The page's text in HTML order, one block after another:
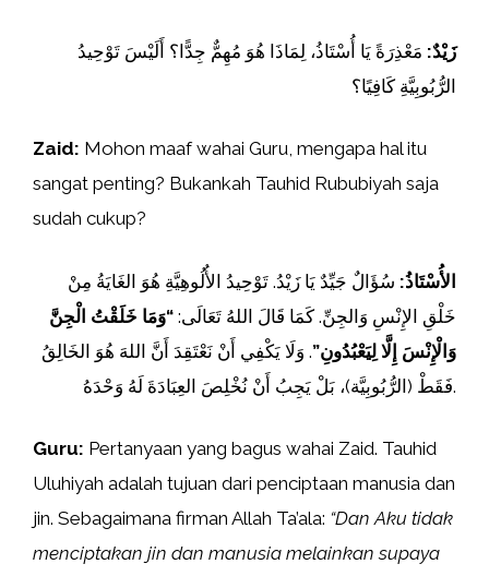
زَيْدٌ: مَعْذِرَةً يَا أُسْتَاذُ، لِمَاذَا هُوَ مُهِمٌّ جِدًّا؟ أَلَيْسَ تَوْحِيدُ
الرُّبُوبِيَّةِ كَافِيًا؟
Zaid: Mohon maaf wahai Guru, mengapa hal itu
sangat penting? Bukankah Tauhid Rububiyah saja
sudah cukup?
الأُسْتَاذُ: سُؤَالٌ جَيِّدٌ يَا زَيْدُ. تَوْحِيدُ الأُلُوهِيَّةِ هُوَ الغَايَةُ مِنْ
خَلْقِ الإِنْسِ وَالجِنِّ. كَمَا قَالَ اللهُ تَعَالَى: “وَمَا خَلَقْتُ الْجِنَّ
وَالْإِنْسَ إِلَّا لِيَعْبُدُونِ”. وَلَا يَكْفِي أَنْ نَعْتَقِدَ أَنَّ اللهَ هُوَ الخَالِقُ
فَقَطْ (الرُّبُوبِيَّة)، بَلْ يَجِبُ أَنْ نُخْلِصَ العِبَادَةَ لَهُ وَحْدَهُ.
Guru: Pertanyaan yang bagus wahai Zaid. Tauhid
Uluhiyah adalah tujuan dari penciptaan manusia dan
jin. Sebagaimana firman Allah Ta’ala: “Dan Aku tidak
menciptakan jin dan manusia melainkan supaya